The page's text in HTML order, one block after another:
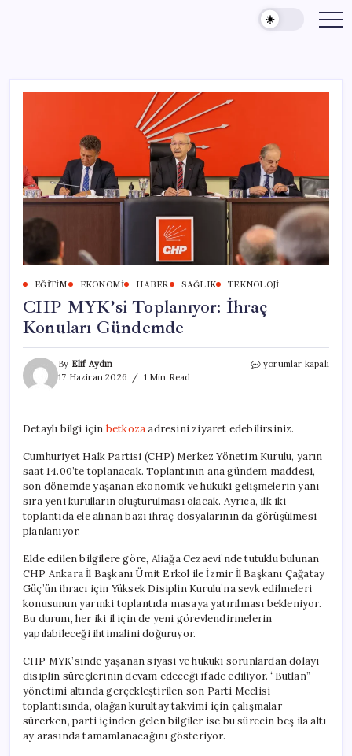
content
EĞITIM EKONOMI HABER SAĞLIK TEKNOLOJI
CHP MYK’si Toplanıyor: İhraç
Konuları Gündemde
By Elif Aydın
17 Haziran 2026
1 Min Read
CHP
Gündemde
yorumlar kapalı
Detaylı bilgi için betkozaadresini ziyaret edebilirsiniz.
Cumhuriyet Halk Partisi (CHP) Merkez Yönetim Kurulu, yarın
saat 14.00’te toplanacak. Toplantının ana gündem maddesi,
son dönemde yaşanan ekonomik ve hukuki gelişmelerin yanı
sıra yeni kurulların oluşturulması olacak. Ayrıca, ilk iki
toplantıda ele alınan bazı ihraç dosyalarının da görüşülmesi
planlanıyor.
Elde edilen bilgilere göre, Aliağa Cezaevi’nde tutuklu bulunan
CHP Ankara İl Başkanı Ümit Erkol ile İzmir İl Başkanı Çağatay
Güç’ün ihracı için Yüksek Disiplin Kurulu’na sevk edilmeleri
konusunun yarınki toplantıda masaya yatırılması bekleniyor.
Bu durum, her iki il için de yeni görevlendirmelerin
yapılabileceği ihtimalini doğuruyor.
CHP MYK’sinde yaşanan siyasi ve hukuki sorunlardan dolayı
disiplin süreçlerinin devam edeceği ifade ediliyor. “Butlan”
yönetimi altında gerçekleştirilen son Parti Meclisi
toplantısında, olağan kurultay takvimi için çalışmalar
sürerken, parti içinden gelen bilgiler ise bu sürecin beş ila altı
ay arasında tamamlanacağını gösteriyor.